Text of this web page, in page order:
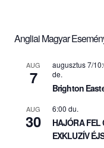
Angliai Magyar
AUG
7
augusztus 7/
de.
Brighton
AUG
30
6:00 du.
HAJÓRA FEL
EXKLUZÍV